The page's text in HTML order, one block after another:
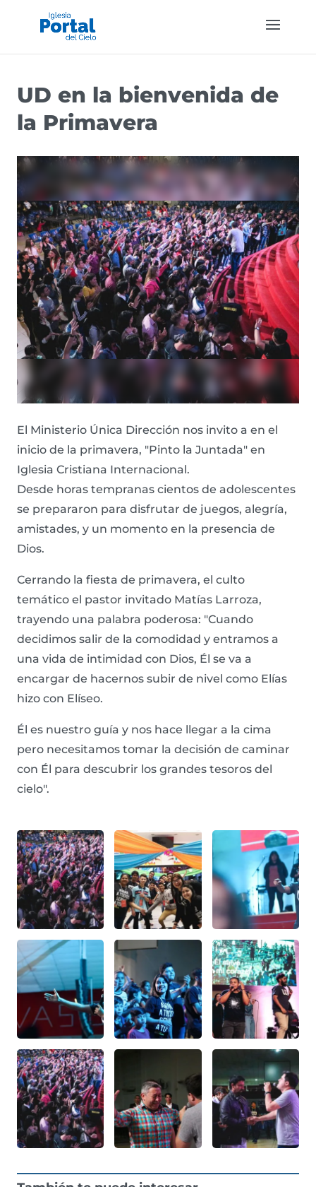
UD en la bienvenida de
la Primavera
El Ministerio Única Dirección nos invito a en el
inicio de la primavera, "Pinto la Juntada" en
Iglesia Cristiana Internacional.
Desde horas tempranas cientos de adolescentes
se prepararon para disfrutar de juegos, alegría,
amistades, y un momento en la presencia de
Dios.
Cerrando la fiesta de primavera, el culto
temático el pastor invitado Matías Larroza,
trayendo una palabra poderosa: "Cuando
decidimos salir de la comodidad y entramos a
una vida de intimidad con Dios, Él se va a
encargar de hacernos subir de nivel como Elías
hizo con Elíseo.
Él es nuestro guía y nos hace llegar a la cima
pero necesitamos tomar la decisión de caminar
con Él para descubrir los grandes tesoros del
cielo".